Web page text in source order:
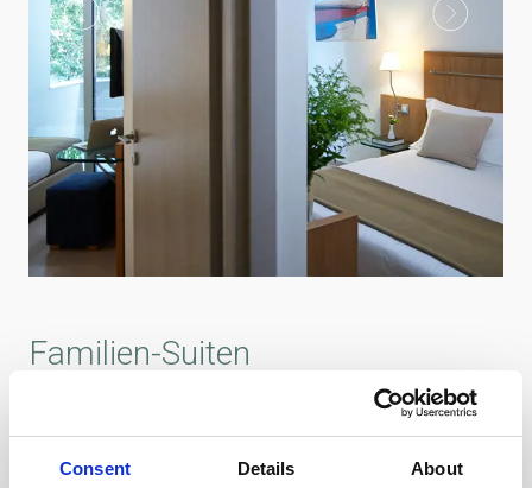
Consent Details About
Familien-Suiten